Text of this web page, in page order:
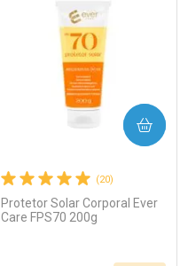
(20)
Protetor Solar Corporal Ever
Care FPS70 200g
COMPRAR